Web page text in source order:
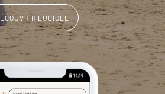
LUCIOLE